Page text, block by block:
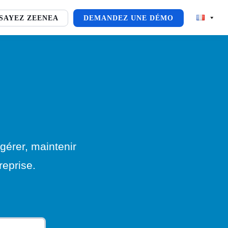
ZEENEA DEMANDEZ UNE DÉMO
maintenir